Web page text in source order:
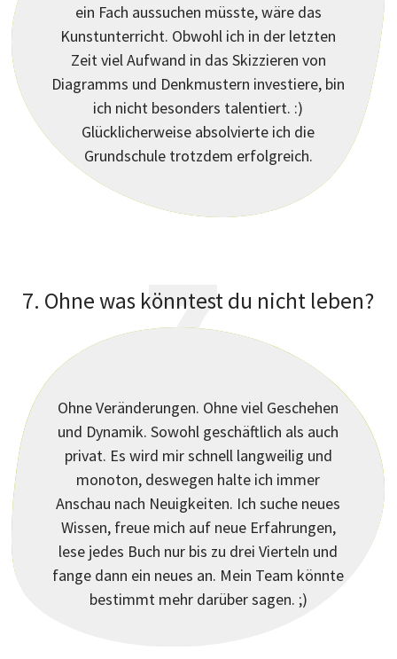
ein Fach aussuchen müsste, wäre das
Kunstunterricht. Obwohl ich in der letzten
Zeit viel Aufwand in das Skizzieren von
Diagramms und Denkmustern investiere, bin
ich nicht besonders talentiert. :)
Glücklicherweise absolvierte ich die
Grundschule trotzdem erfolgreich.
?
7
7. Ohne was könntest du nicht leben?
Ohne Veränderungen. Ohne viel Geschehen
und Dynamik. Sowohl geschäftlich als auch
privat. Es wird mir schnell langweilig und
monoton, deswegen halte ich immer
Anschau nach Neuigkeiten. Ich suche neues
Wissen, freue mich auf neue Erfahrungen,
lese jedes Buch nur bis zu drei Vierteln und
fange dann ein neues an. Mein Team könnte
bestimmt mehr darüber sagen. ;)
?